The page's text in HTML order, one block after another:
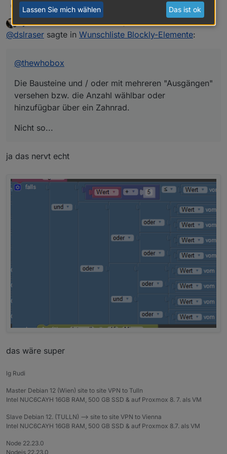
dslraser @thewhobox
Die Bausteine und / oder mit mehreren "Ausgängen"
versehen bzw. die Anzahl wählbar oder hinzufügbar
Offline
MyzerATschrieb am11. März 2019, 12:30
zuletzt editiert von MyzerAT3. Nov. 2019, 13:39
@dslraser sagte in Wunschliste Blockly-Elemente:
@thewhobox
Die Bausteine und / oder mit mehreren "Ausgängen"
versehen bzw. die Anzahl wählbar oder
hinzufügbar über ein Zahnrad.
Nicht so...
ja das nervt echt
das wäre super
lg Rudi
Master Debian 12 (Wien) site to site VPN to Tulln
Intel NUC6CAYH 16GB RAM, 500 GB SSD & auf Proxmox 8. 7. als VM
Slave Debian 12. (TULLN) --> site to site VPN to Vienna
Intel NUC6CAYH 16GB RAM, 500 GB SSD & auf Proxmox 8.7. als VM
Node 22.23.0
Nodejs 22.23.0
Lassen Sie mich wählen Das ist ok